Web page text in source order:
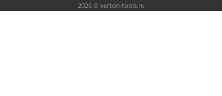
2026 © verton-tools.ru